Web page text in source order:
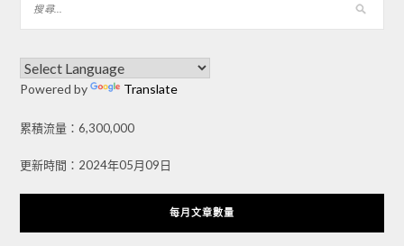
Powered by Translate
累積流量：6,300,000
更新時間：2024年05月09日
每月文章數量